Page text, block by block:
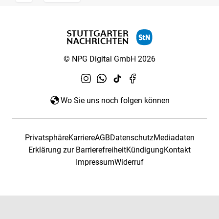
© NPG Digital GmbH 2026
Wo Sie uns noch folgen können
PrivatsphäreKarriereAGBDatenschutzMediadaten
Erklärung zur BarrierefreiheitKündigungKontakt
ImpressumWiderruf